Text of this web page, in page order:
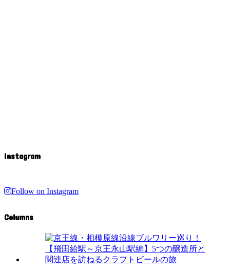
Instagram
Follow on Instagram
Columns